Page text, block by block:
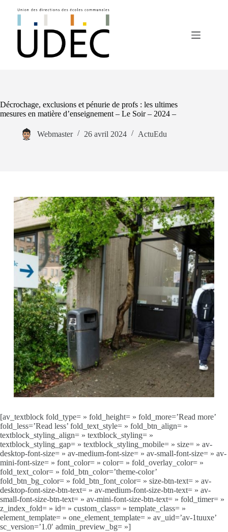
Décrochage, exclusions et pénurie de profs : les ultimes
mesures en matière d’enseignement – Le Soir – 2024 –
Webmaster 26 avril 2024 ActuEdu
[av_textblock fold_type= » fold_height= » fold_more=’Read more’
fold_less=’Read less’ fold_text_style= » fold_btn_align= »
textblock_styling_align= » textblock_styling= »
textblock_styling_gap= » textblock_styling_mobile= » size= » av-
desktop-font-size= » av-medium-font-size= » av-small-font-size= » av-
mini-font-size= » font_color= » color= » fold_overlay_color= »
fold_text_color= » fold_btn_color=’theme-color’
fold_btn_bg_color= » fold_btn_font_color= » size-btn-text= » av-
desktop-font-size-btn-text= » av-medium-font-size-btn-text= » av-
small-font-size-btn-text= » av-mini-font-size-btn-text= » fold_timer= »
z_index_fold= » id= » custom_class= » template_class= »
element_template= » one_element_template= » av_uid=’av-1tuuxe’
sc_version=’1.0′ admin_preview_bg= »]